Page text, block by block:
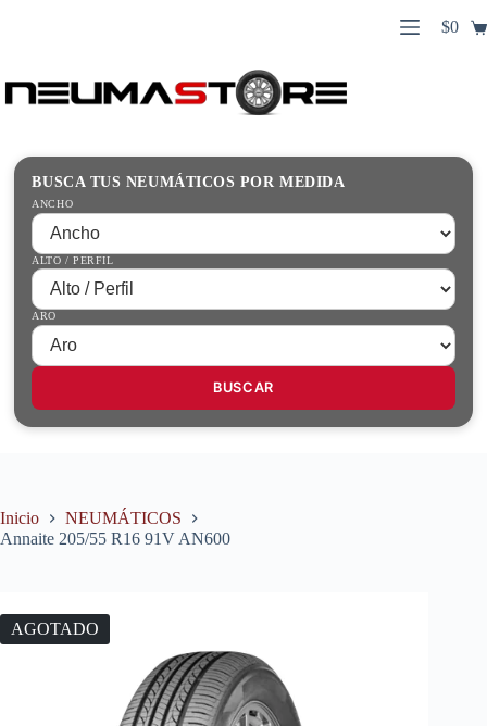
productosInicio
Guías Prácticas
Tienda
Carro
$0
BUSCA TUS NEUMÁTICOS POR MEDIDA
ANCHO
ALTO / PERFIL
ARO
BUSCAR
Inicio
NEUMÁTICOS
Annaite 205/55 R16 91V AN600
AGOTADO